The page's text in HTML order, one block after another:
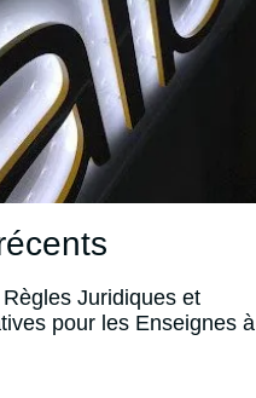
Juridiques et
pour les Enseignes à